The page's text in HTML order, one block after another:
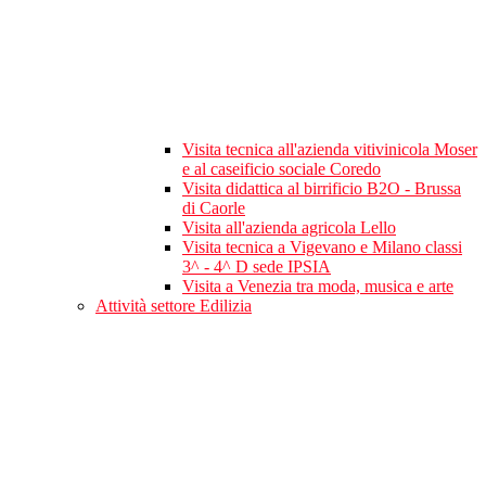
Visita tecnica all'azienda vitivinicola Moser
e al caseificio sociale Coredo
Visita didattica al birrificio B2O - Brussa
di Caorle
Visita all'azienda agricola Lello
Visita tecnica a Vigevano e Milano classi
3^ - 4^ D sede IPSIA
Visita a Venezia tra moda, musica e arte
Attività settore Edilizia